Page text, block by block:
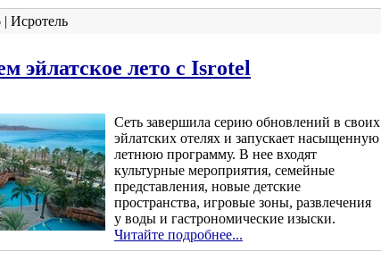
Исротель
эйлатское лето с Isrotel
Сеть завершила серию обновлений в своих
эйлатских отелях и запускает насыщенную
летнюю программу. В нее входят
культурные мероприятия, семейные
представления, новые детские
пространства, игровые зоны, развлечения
у воды и гастрономические изыски.
Читайте подробнее...